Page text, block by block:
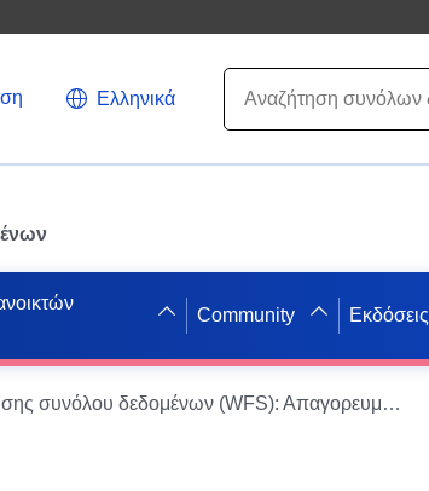
Ελληνικά
Community Εκδόσεις
Υπηρεσία άμεσης τηλεφόρτωσης συνόλου δεδομένων (WFS): Απαγορευμένη ζώνη του PPRGA του δήμου Castillon-Savès (Gers)